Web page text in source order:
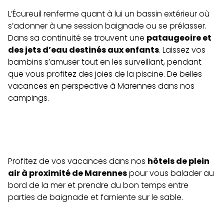
L’Écureuil renferme quant à lui un bassin extérieur où
s’adonner à une session baignade ou se prélasser.
Dans sa continuité se trouvent une pataugeoire et
des jets d’eau destinés aux enfants. Laissez vos
bambins s’amuser tout en les surveillant, pendant
que vous profitez des joies de la piscine. De belles
vacances en perspective à Marennes dans nos
campings.
Profitez de vos vacances dans nos hôtels de plein
air à proximité de Marennespour vous balader au
bord de la mer et prendre du bon temps entre
parties de baignade et farniente sur le sable.